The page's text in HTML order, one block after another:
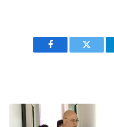
Facebook Twitter